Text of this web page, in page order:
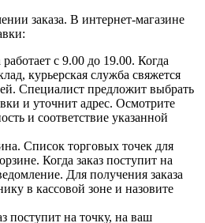
заказа. В интернет-магазине
с 9.00 до 19.00. Когда
курьерская служба свяжется
Специалист предложит выбрать
и уточнит адрес. Осмотрите
и соответствие указанной
Список торговых точек для
Когда заказ поступит на
Для получения заказа
в кассовой зоне и назовите
поступит на точку, на ваш